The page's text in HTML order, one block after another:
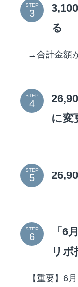
STEP
る
→合計金額
STEP
に変
STEP
STEP
「6
リボ
【重要】6